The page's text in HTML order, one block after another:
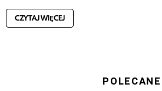
CZYTAJ WIĘCEJ
POLECANE